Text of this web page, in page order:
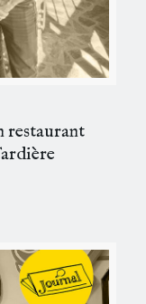
restaurant